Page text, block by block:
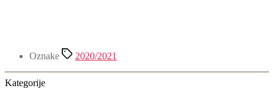
Oznake 2020/2021
Kategorije